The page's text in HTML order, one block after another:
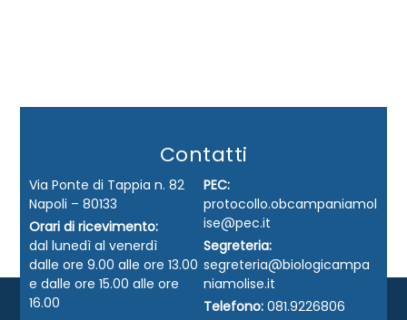
Contatti
Via Ponte di Tappia n. 82
Napoli – 80133
Orari di ricevimento:
dal lunedì al venerdì
dalle ore 9.00 alle ore 13.00
e dalle ore 15.00 alle ore
16.00
PEC:
protocollo.obcampaniamol
ise@pec.it
Segreteria:
segreteria@biologicampa
niamolise.it
Telefono: 081.9226806